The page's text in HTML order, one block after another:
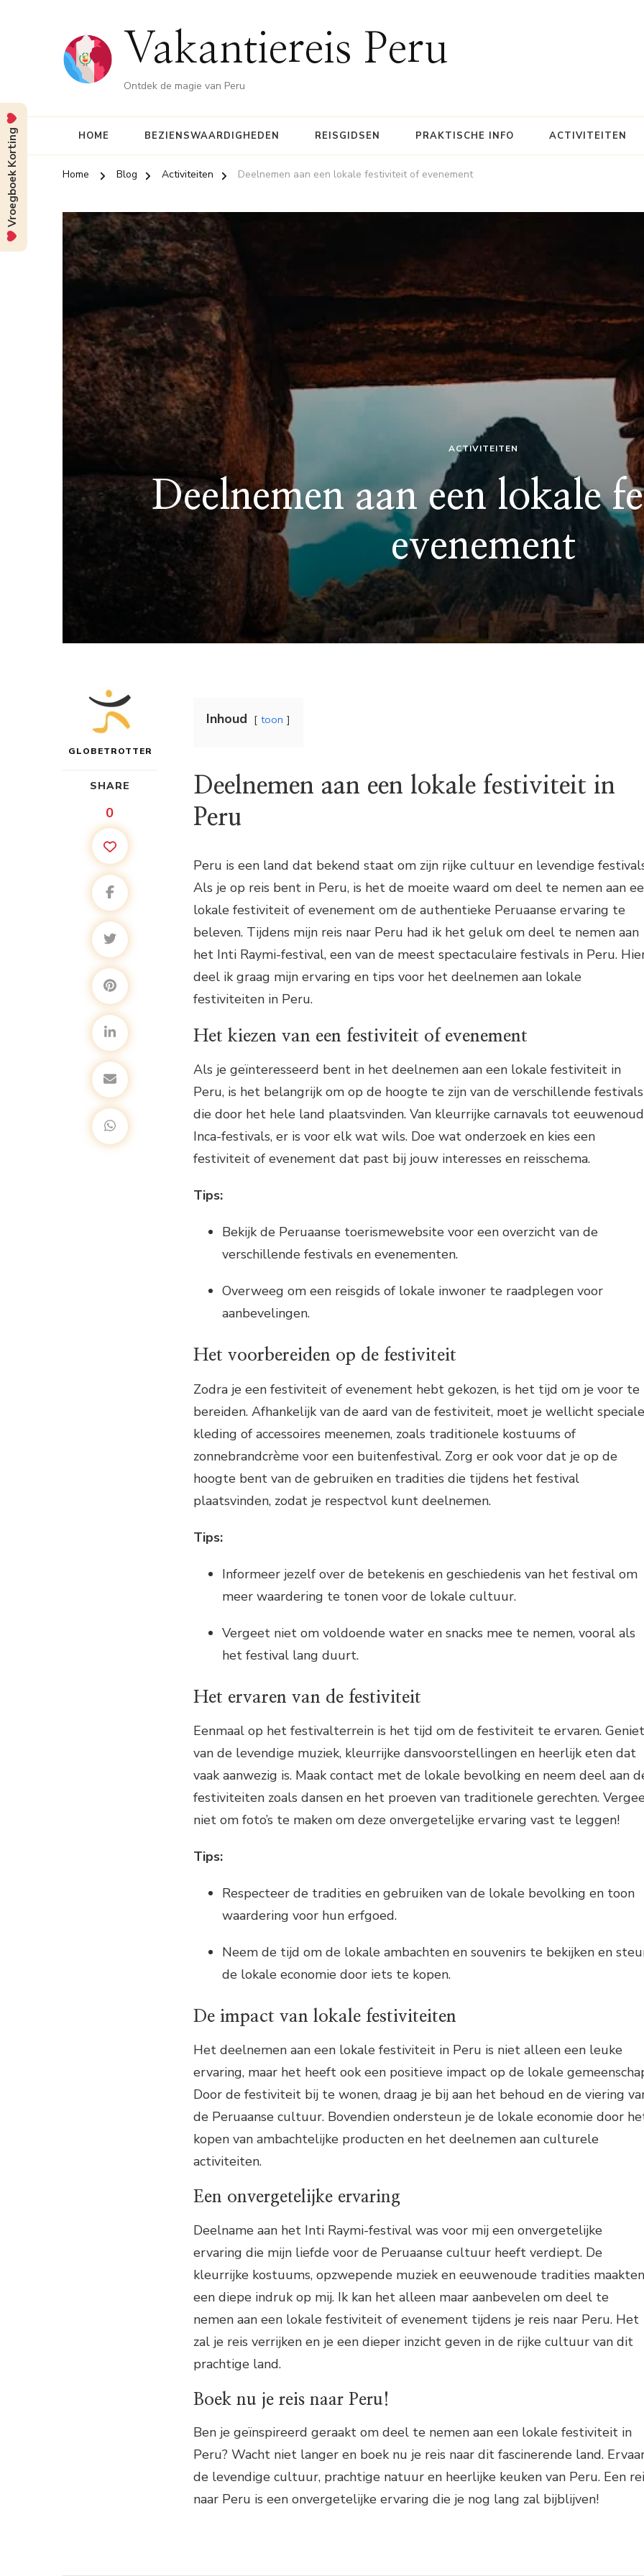
Vakantiereis Peru
Ontdek de magie van Peru
HOME BEZIENSWAARDIGHEDEN REISGIDSEN PRAKTISCHE INFO ACTIVITEITEN
Home Blog Activiteiten Deelnemen aan een lokale festiviteit of evenement
ACTIVITEITEN
Deelnemen aan een lokale
evenement
GLOBETROTTER
SHARE
0
Inhoud toon
Deelnemen aan een lokale festiviteit in
Peru
Peru is een land dat bekend staat om zijn rijke cultuur en levendige
Als je op reis bent in Peru, is het de moeite waard om deel te nemen aan
lokale festiviteit of evenement om de authentieke Peruaanse ervaring te
beleven. Tijdens mijn reis naar Peru had ik het geluk om deel te nemen aan
het Inti Raymi-festival, een van de meest spectaculaire festivals in Peru.
deel ik graag mijn ervaring en tips voor het deelnemen aan lokale
festiviteiten in Peru.
Het kiezen van een festiviteit of evenement
Als je geïnteresseerd bent in het deelnemen aan een lokale festiviteit in
Peru, is het belangrijk om op de hoogte te zijn van de verschillende festivals
die door het hele land plaatsvinden. Van kleurrijke carnavals tot
Inca-festivals, er is voor elk wat wils. Doe wat onderzoek en kies een
festiviteit of evenement dat past bij jouw interesses en reisschema.
Tips:
Bekijk de Peruaanse toerismewebsite voor een overzicht van de
verschillende festivals en evenementen.
Overweeg om een reisgids of lokale inwoner te raadplegen voor
aanbevelingen.
Het voorbereiden op de festiviteit
Zodra je een festiviteit of evenement hebt gekozen, is het tijd om je voor te
bereiden. Afhankelijk van de aard van de festiviteit, moet je wellicht speciale
kleding of accessoires meenemen, zoals traditionele kostuums of
zonnebrandcrème voor een buitenfestival. Zorg er ook voor dat je op de
hoogte bent van de gebruiken en tradities die tijdens het festival
plaatsvinden, zodat je respectvol kunt deelnemen.
Tips:
Informeer jezelf over de betekenis en geschiedenis van het festival om
meer waardering te tonen voor de lokale cultuur.
Vergeet niet om voldoende water en snacks mee te nemen, vooral als
het festival lang duurt.
Het ervaren van de festiviteit
Eenmaal op het festivalterrein is het tijd om de festiviteit te ervaren. Geniet
van de levendige muziek, kleurrijke dansvoorstellingen en heerlijk eten dat
vaak aanwezig is. Maak contact met de lokale bevolking en neem deel aan
festiviteiten zoals dansen en het proeven van traditionele gerechten.
niet om foto’s te maken om deze onvergetelijke ervaring vast te leggen!
Tips:
Respecteer de tradities en gebruiken van de lokale bevolking en toon
waardering voor hun erfgoed.
Neem de tijd om de lokale ambachten en souvenirs te bekijken en
de lokale economie door iets te kopen.
De impact van lokale festiviteiten
Het deelnemen aan een lokale festiviteit in Peru is niet alleen een leuke
ervaring, maar het heeft ook een positieve impact op de lokale
Door de festiviteit bij te wonen, draag je bij aan het behoud en de viering
de Peruaanse cultuur. Bovendien ondersteun je de lokale economie door
kopen van ambachtelijke producten en het deelnemen aan culturele
activiteiten.
Een onvergetelijke ervaring
Deelname aan het Inti Raymi-festival was voor mij een onvergetelijke
ervaring die mijn liefde voor de Peruaanse cultuur heeft verdiept. De
kleurrijke kostuums, opzwepende muziek en eeuwenoude tradities maakten
een diepe indruk op mij. Ik kan het alleen maar aanbevelen om deel te
nemen aan een lokale festiviteit of evenement tijdens je reis naar Peru. Het
zal je reis verrijken en je een dieper inzicht geven in de rijke cultuur van dit
prachtige land.
Boek nu je reis naar Peru!
Ben je geïnspireerd geraakt om deel te nemen aan een lokale festiviteit in
Peru? Wacht niet langer en boek nu je reis naar dit fascinerende land.
de levendige cultuur, prachtige natuur en heerlijke keuken van Peru. Een
naar Peru is een onvergetelijke ervaring die je nog lang zal bijblijven!
Vroegboek Korting